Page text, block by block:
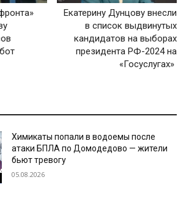
Екатерину Дунцову внесли
в список выдвинутых
кандидатов на выборах
президента РФ-2024 на
«Госуслугах»
Химикаты попали в водоемы после
атаки БПЛА по Домодедово — жители
бьют тревогу
05.08.2026